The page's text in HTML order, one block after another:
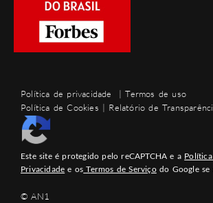
Política de privacidade |Termos de uso
Política de Cookies | Relatório de
Este site é protegido pelo reCAPTCHA e a
Privacidade e os Termos de Serviçodo Google se
© AN1